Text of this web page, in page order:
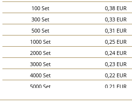
100 Set
0,38 EUR
300 Set
0,33 EUR
500 Set
0,31 EUR
1000 Set
0,25 EUR
2000 Set
0,24 EUR
3000 Set
0,23 EUR
4000 Set
0,22 EUR
5000 Set
0,21 EUR